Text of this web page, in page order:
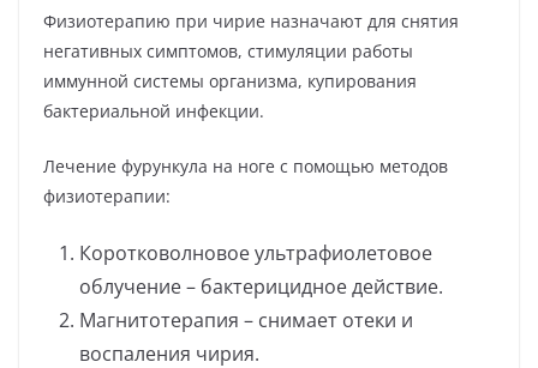
Физиотерапию при чирие назначают для снятия
негативных симптомов, стимуляции работы
иммунной системы организма, купирования
бактериальной инфекции.
Лечение фурункула на ноге с помощью методов
физиотерапии:
Коротковолновое ультрафиолетовое
облучение – бактерицидное действие.
Магнитотерапия – снимает отеки и
воспаления чирия.